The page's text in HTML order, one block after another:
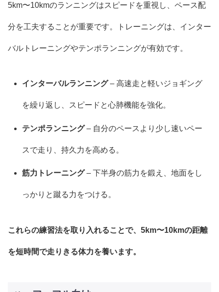
5km〜10kmのランニングはスピードを重視し、ペース配
分を工夫することが重要です。トレーニングは、インター
バルトレーニングやテンポランニングが有効です。
インターバルランニング– 高速走と軽いジョギング
を繰り返し、スピードと心肺機能を強化。
テンポランニング– 自分のペースより少し速いペー
スで走り、持久力を高める。
筋力トレーニング– 下半身の筋力を鍛え、地面をし
っかりと蹴る力をつける。
これらの練習法を取り入れることで、5km〜10kmの距離
を短時間で走りきる体力を養います。